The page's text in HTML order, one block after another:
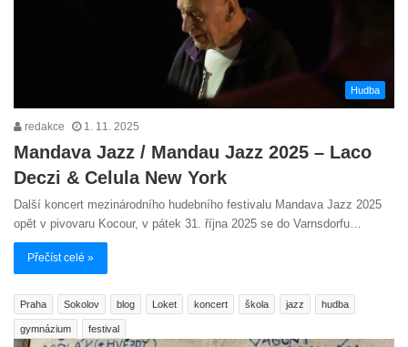
Hudba
redakce 1. 11. 2025
Mandava Jazz / Mandau Jazz 2025 – Laco
Deczi & Celula New York
Další koncert mezinárodního hudebního festivalu Mandava Jazz 2025
opět v pivovaru Kocour, v pátek 31. října 2025 se do Varnsdorfu…
Přečíst celé »
Praha Sokolov blog Loket koncert škola jazz hudba
gymnázium festival